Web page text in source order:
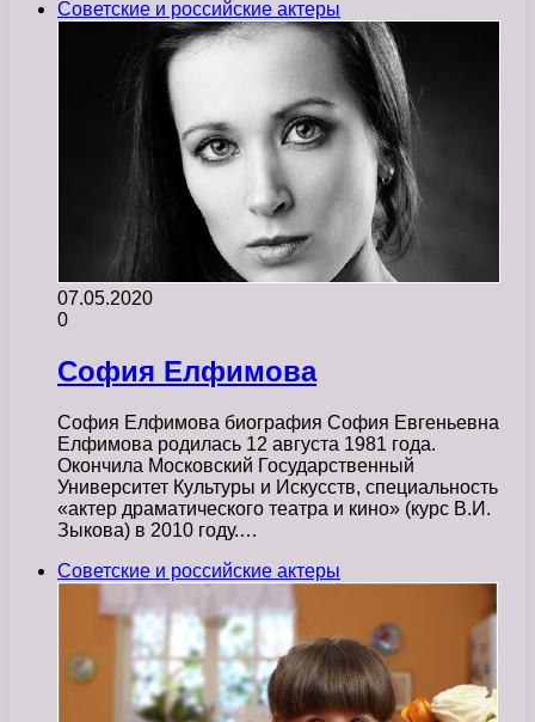
Советские и российские актеры
07.05.2020
0
София Елфимова
София Елфимова биография София Евгеньевна
Елфимова родилась 12 августа 1981 года.
Окончила Московский Государственный
Университет Культуры и Искусств, специальность
«актер драматического театра и кино» (курс В.И.
Зыкова) в 2010 году.…
Советские и российские актеры